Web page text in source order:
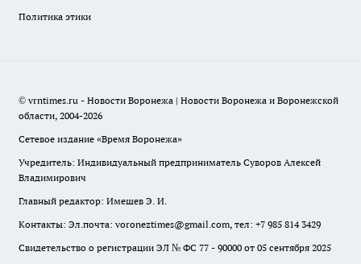
Политика этики
© vrntimes.ru - Новости Воронежа | Новости Воронежа и Воронежской
области, 2004-2026
Сетевое издание «Время Воронежа»
Учредитель: Индивидуальный предприниматель Суворов Алексей
Владимирович
Главный редактор: Имешев Э. И.
Контакты: Эл.почта: voroneztimes@gmail.com, тел: +7 985 814 3429
Свидетельство о регистрации ЭЛ № ФС 77 - 90000 от 05 сентября 2025